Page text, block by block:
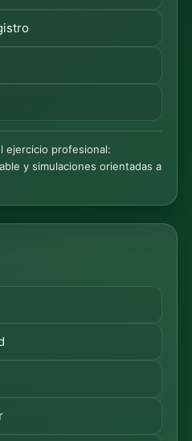
ejercicio profesional:
y simulaciones orientadas a